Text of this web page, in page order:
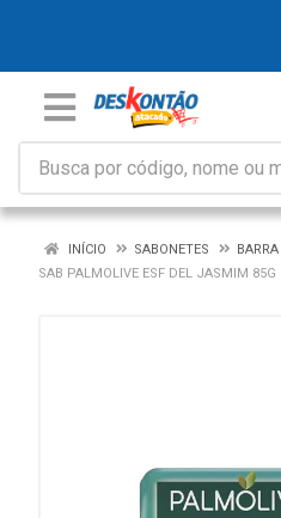
INÍCIO SABONETES
BARRA
SAB PALMOLIVE ESF DEL JASMIM 85G